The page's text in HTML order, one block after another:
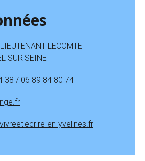
LECOMTE
SUR SEINE
38 / 06 89 84 80 74
en-yvelines.fr